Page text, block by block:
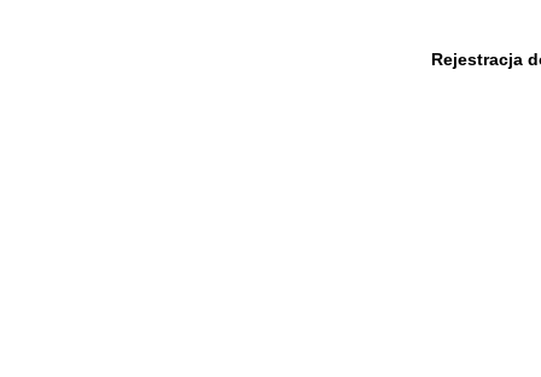
Rejestracja